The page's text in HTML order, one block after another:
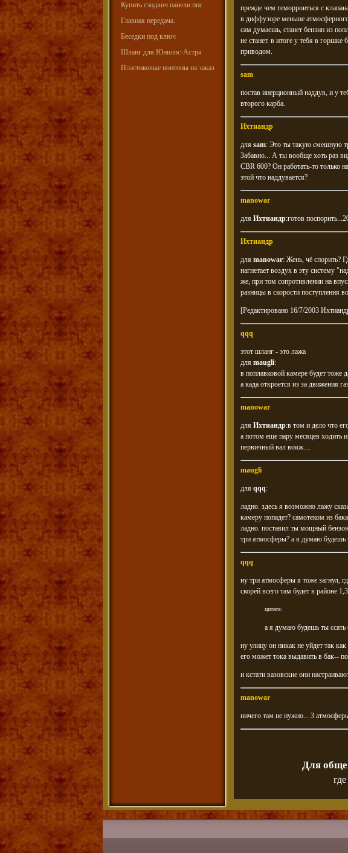
Купить сэндвич панели ппс
Главная передача.
Беседки под ключ
Шланг для Юнилос-Астра
Пластиковые понтоны на заказ
прежде чем геморроиться с
в диффузоре меньше
сам думаешь, станет бензин из
не станет. в итоге у тебя в
приводом.
sam
постав инерционный наддув, и у
второго карба.
Ихтиандр
для sam: Это ты такую смешную
Забавно... А ты вообще хоть раз
CBR 600? Он работать-то только
этой что наддувается?
manowar
для Ихтиандр:готов
Ихтиандр
для manowar: Жень, чё спорить?
нагнетает воздух в эту систему
же, при том сопротивлении на
разницы в скорости поступления
[Редактировано 16/7/2003
qqq
этот шланг - это лажа
для maugli:
в поплавковой камере будет тоже
а када откроется из за движения
manowar
для Ихтиандр:в том и дело что
а потом еще пару месяцев ходить
первичный вал вояж....
maugli
для qqq:
ладно. здесь я возможно лажу
камеру попадет? самотеком из
ладно. поставил ты мощный
три атмосферы? а я думаю будешь
qqq
ну три атмосферы я тоже загнул,
скорей всего там будет в районе
цитата:
а я думаю будешь ты ссать
ну улицу он никак не уйдет так
его может тока выдавить в бак--
и кстати вазовские они
manowar
ничего там не нужно... 3
Для